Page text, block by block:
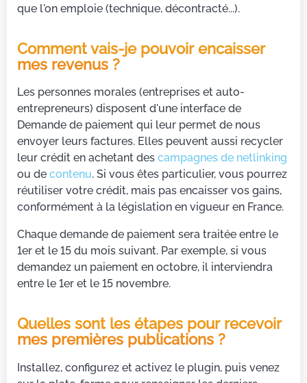
que l'on emploie (technique, décontracté...).
Comment vais-je pouvoir encaisser
mes revenus ?
Les personnes morales (entreprises et auto-
entrepreneurs) disposent d'une interface de
Demande de paiement qui leur permet de nous
envoyer leurs factures. Elles peuvent aussi recycler
leur crédit en achetant des campagnes de netlinking
ou de contenu. Si vous êtes particulier, vous pourrez
réutiliser votre crédit, mais pas encaisser vos gains,
conformément à la législation en vigueur en France.
Chaque demande de paiement sera traitée entre le
1er et le 15 du mois suivant. Par exemple, si vous
demandez un paiement en octobre, il interviendra
entre le 1er et le 15 novembre.
Quelles sont les étapes pour recevoir
mes premières publications ?
Installez, configurez et activez le plugin, puis venez